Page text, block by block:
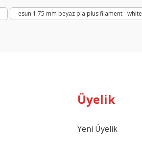
Yorum Yaz
esun 1.75 mm beyaz pla plus filament - white
Üyelik
Yeni Üyelik